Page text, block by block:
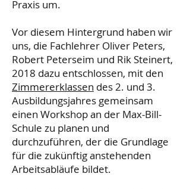
Praxis um.
Vor diesem Hintergrund haben wir
uns, die Fachlehrer Oliver Peters,
Robert Peterseim und Rik Steinert,
2018 dazu entschlossen, mit den
Zimmererklassen des 2. und 3.
Ausbildungsjahres gemeinsam
einen Workshop an der Max-Bill-
Schule zu planen und
durchzuführen, der die Grundlage
für die zukünftig anstehenden
Arbeitsabläufe bildet.